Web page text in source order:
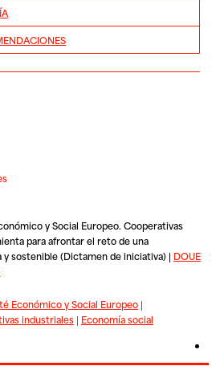
y Social Europeo. Cooperativas
para afrontar el reto de una
sostenible (Dictamen de iniciativa) | DOUE
Económico y Social Europeo|
industriales| Economía social